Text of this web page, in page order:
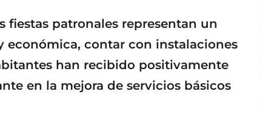
fiestas patronales representan un
económica, contar con instalaciones
han recibido positivamente
en la mejora de servicios básicos